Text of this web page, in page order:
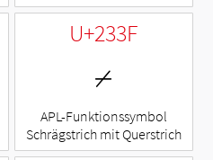
U+233F
⌿
APL-Funktionssymbol
Schrägstrich mit Querstrich